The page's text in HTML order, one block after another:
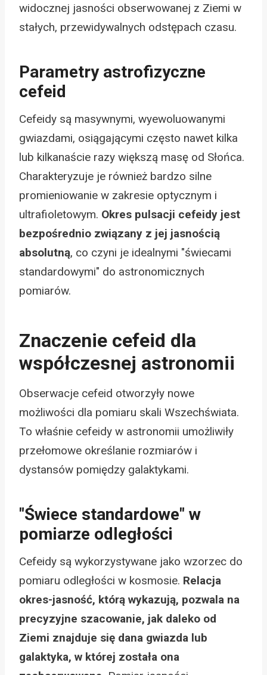
widocznej jasności obserwowanej z Ziemi w
stałych, przewidywalnych odstępach czasu.
Parametry astrofizyczne
cefeid
Cefeidy są masywnymi, wyewoluowanymi
gwiazdami, osiągającymi często nawet kilka
lub kilkanaście razy większą masę od Słońca.
Charakteryzuje je również bardzo silne
promieniowanie w zakresie optycznym i
ultrafioletowym. Okres pulsacji cefeidy jest
bezpośrednio związany z jej jasnością
absolutną, co czyni je idealnymi "świecami
standardowymi" do astronomicznych
pomiarów.
Znaczenie cefeid dla
współczesnej astronomii
Obserwacje cefeid otworzyły nowe
możliwości dla pomiaru skali Wszechświata.
To właśnie cefeidy w astronomii umożliwiły
przełomowe określanie rozmiarów i
dystansów pomiędzy galaktykami.
"Świece standardowe" w
pomiarze odległości
Cefeidy są wykorzystywane jako wzorzec do
pomiaru odległości w kosmosie. Relacja
okres-jasność, którą wykazują, pozwala na
precyzyjne szacowanie, jak daleko od
Ziemi znajduje się dana gwiazda lub
galaktyka, w której została ona